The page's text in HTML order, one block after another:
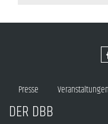
Presse Veranstaltungen
DER DBB